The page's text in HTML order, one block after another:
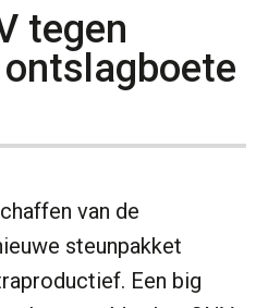
tegen
van de
steunpakket
Een big
Praehep
Praehep
Praehep
PDL
Praehep